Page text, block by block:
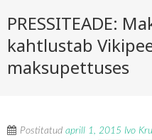
PRESSITEADE:
kahtlustab
maksupettuses
Postitatud aprill 1, 2015 Ivo